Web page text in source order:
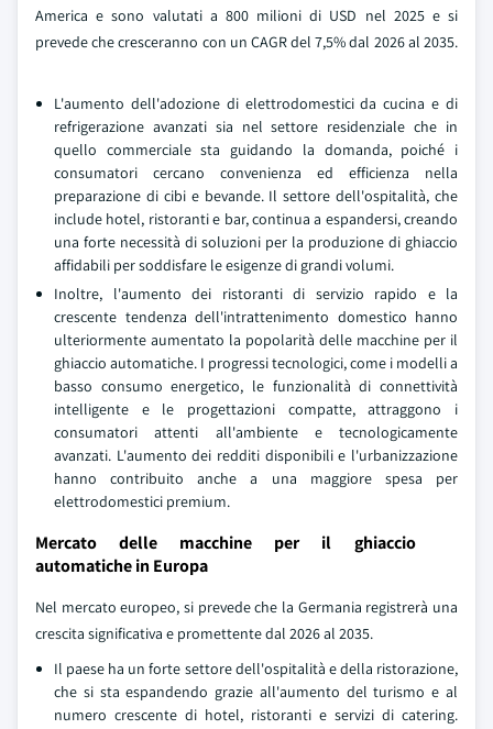
America e sono valutati a 800 milioni di USD nel 2025 e si
prevede che cresceranno con un CAGR del 7,5% dal 2026 al 2035.
L'aumento dell'adozione di elettrodomestici da cucina e di
refrigerazione avanzati sia nel settore residenziale che in
quello commerciale sta guidando la domanda, poiché i
consumatori cercano convenienza ed efficienza nella
preparazione di cibi e bevande. Il settore dell'ospitalità, che
include hotel, ristoranti e bar, continua a espandersi, creando
una forte necessità di soluzioni per la produzione di ghiaccio
affidabili per soddisfare le esigenze di grandi volumi.
Inoltre, l'aumento dei ristoranti di servizio rapido e la
crescente tendenza dell'intrattenimento domestico hanno
ulteriormente aumentato la popolarità delle macchine per il
ghiaccio automatiche. I progressi tecnologici, come i modelli a
basso consumo energetico, le funzionalità di connettività
intelligente e le progettazioni compatte, attraggono i
consumatori attenti all'ambiente e tecnologicamente
avanzati. L'aumento dei redditi disponibili e l'urbanizzazione
hanno contribuito anche a una maggiore spesa per
elettrodomestici premium.
Mercato delle macchine per il ghiaccio
automatiche in Europa
Nel mercato europeo, si prevede che la Germania registrerà una
crescita significativa e promettente dal 2026 al 2035.
Il paese ha un forte settore dell'ospitalità e della ristorazione,
che si sta espandendo grazie all'aumento del turismo e al
numero crescente di hotel, ristoranti e servizi di catering.